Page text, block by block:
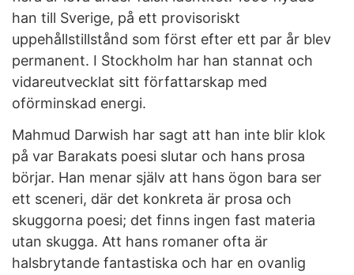
han till Sverige, på ett provisoriskt
uppehållstillstånd som först efter ett par år blev
permanent. I Stockholm har han stannat och
vidareutvecklat sitt författarskap med
oförminskad energi.
Mahmud Darwish har sagt att han inte blir klok
på var Barakats poesi slutar och hans prosa
börjar. Han menar själv att hans ögon bara ser
ett sceneri, där det konkreta är prosa och
skuggorna poesi; det finns ingen fast materia
utan skugga. Att hans romaner ofta är
halsbrytande fantastiska och har en ovanlig